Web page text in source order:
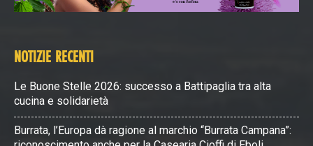
NOTIZIE RECENTI
Le Buone Stelle 2026: successo a Battipaglia tra alta
cucina e solidarietà
Burrata, l’Europa dà ragione al marchio “Burrata Campana”: